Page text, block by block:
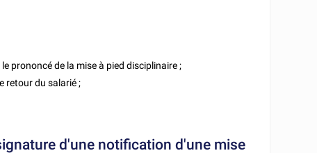
prononcé de la mise à pied disciplinaire ;
retour du salarié ;
d'une notification d'une mise